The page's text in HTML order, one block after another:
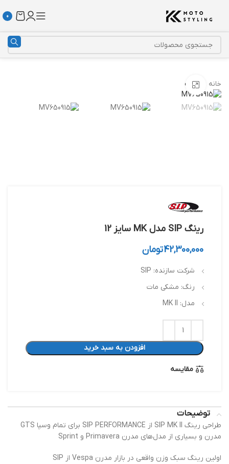
0
خانه رینگبزرگنمایی تصویر
ﺭﻳنگ SIP مدل MK سایز 12
42,300,000تومان
شرکت سازنده: SIP
رنگ: مشکی مات
مدل: MK II
افزودن به سبد خرید
مقایسه
توضیحات
طراحی رینگ SIP MK II از SIP PERFORMANCE برای تمام وسپا GTS
مدرن و بسیاری از مدل‌های مدرن Primavera و Sprint
اولین رینگ سبک وزن واقعی در بازار مدرن Vespa از SIP